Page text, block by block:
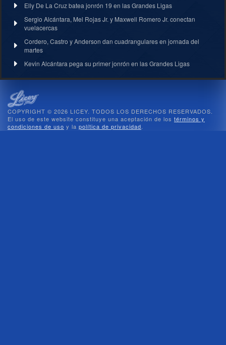
Elly De La Cruz batea jonrón 19 en las Grandes Ligas
Sergio Alcántara, Mel Rojas Jr. y Maxwell Romero Jr. conectan
vuelacercas
Cordero, Castro y Anderson dan cuadrangulares en jornada del
martes
Kevin Alcántara pega su primer jonrón en las Grandes Ligas
COPYRIGHT © 2026 LICEY. TODOS LOS DERECHOS RESERVADOS.
El uso de este website constituye una aceptación de los términos y
condiciones de uso y la política de privacidad